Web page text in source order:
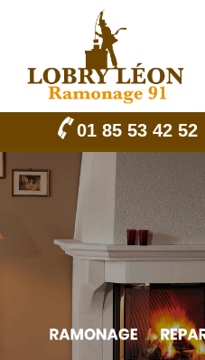
01 85 53 42 52